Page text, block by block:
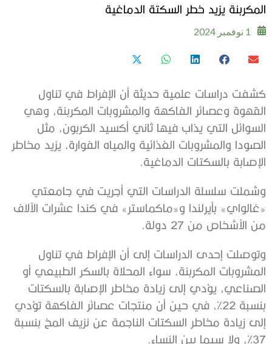
المكربنة يزيد خطر السكتة الدماغية
1 نوفمبر 2024
كشفت دراسات علمية حديثة أن الإفراط في تناول
القهوة وعصائر الفاكهة والمشروبات المكربنة، وهي
السوائل التي يذاب فيها ثاني أكسيد الكربون، مثل
الصودا والمشروبات الغذائية والمياه الفوارة، يزيد مخاطر
الإصابة بالسكتات الدماغية.
وشملت سلسلة الدراسات التي أجريت في جامعتي
«غالواي» بأيرلندا و«ماكماستر» في كندا عشرات الآلاف
من الأشخاص من 27 دولة.
وتوصلت إحدى الدراسات إلى أن الإفراط في تناول
المشروبات المكربنة، سواء المحلاة بالسكر الطبيعي أو
الصناعي، يؤدي إلى زيادة مخاطر الإصابة بالسكتات
بنسبة 22%، في حين أن منتجات عصائر الفاكهة تؤدي
إلى زيادة مخاطر السكتات الناجمة عن نزيف المخ بنسبة
37%، ولا سيما بين النساء.